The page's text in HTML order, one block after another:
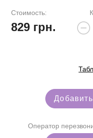
Стоимость:
829грн.
Оператор